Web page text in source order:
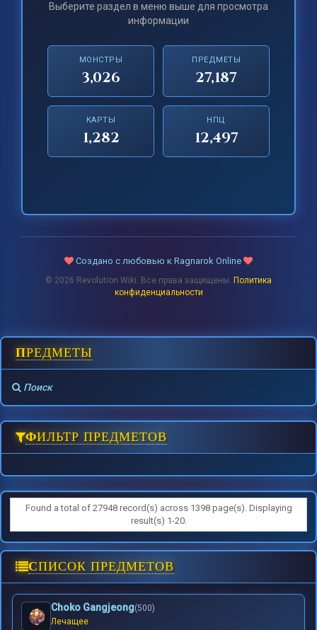
Выберите раздел в меню выше для просмотра
информации
МОНСТРЫ
3,026
ПРЕДМЕТЫ
27,187
КАРТЫ
1,282
НПЦ
12,497
Создано с любовью к Ragnarok Online
© 2026 Revolution Wiki. Все права защищены. Политика
конфиденциальности
ПРЕДМЕТЫ
Поиск
ФИЛЬТР ПРЕДМЕТОВ
Found a total of 27948 record(s) across 1398 page(s). Displaying
result(s) 1-20.
СПИСОК ПРЕДМЕТОВ
Choko Gangjeong(500)
Лечащее